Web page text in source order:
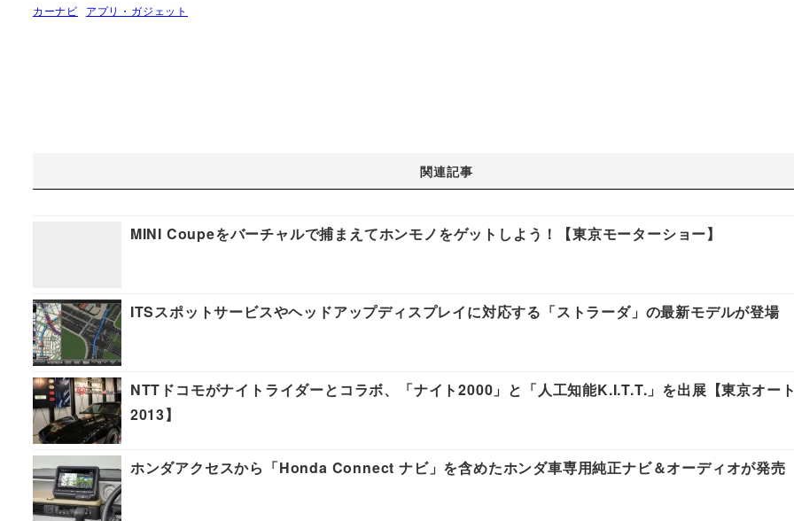
カーナビ アプリ・ガジェット
関連記事
MINI Coupeをバーチャルで捕まえてホンモノをゲットしよう！【東京モーターショー】
ITSスポットサービスやヘッドアップディスプレイに対応する「ストラーダ」の最新モデルが登場
NTTドコモがナイトライダーとコラボ、「ナイト2000」と「人工知能K.I.T.T.」を出展【東京オー
2013】
ホンダアクセスから「Honda Connect ナビ」を含めたホンダ車専用純正ナビ＆オーディオが発売